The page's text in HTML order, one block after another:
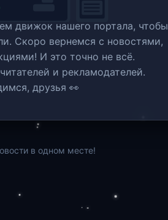
движок нашего портала, чтобы
Скоро вернемся c новостями,
И это точно не всё.
и рекламодателей.
друзья 👀
в одном месте!